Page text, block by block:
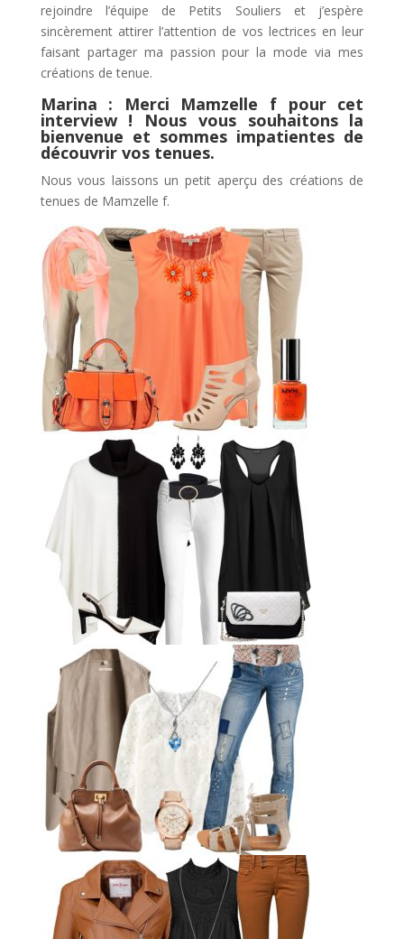
rejoindre l’équipe de Petits Souliers et j’espère
sincèrement attirer l’attention de vos lectrices en leur
faisant partager ma passion pour la mode via mes
créations de tenue.
Marina : Merci Mamzelle f pour cet
interview ! Nous vous souhaitons la
bienvenue et sommes impatientes de
découvrir vos tenues.
Nous vous laissons un petit aperçu des créations de
tenues de Mamzelle f.